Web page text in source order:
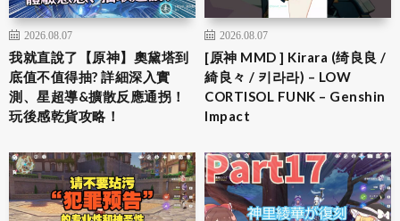
2026.08.07
我就直說了【原神】奧黛塔到
底值不值得抽? 詳細深入實
測、星超導&擴散反應通拐！
玩後感乾貨攻略！
2026.08.07
[原神 MMD ] Kirara (绮良良 /
綺良々 / 키라라) – LOW
CORTISOL FUNK – Genshin
Impact